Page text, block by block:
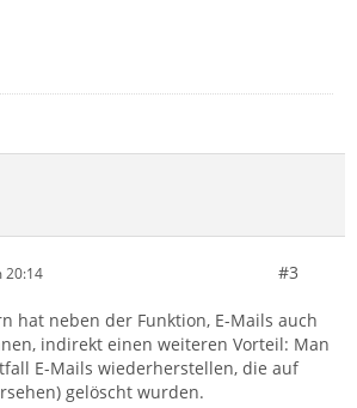
20:14 #3
hat neben der Funktion, E-Mails auch
indirekt einen weiteren Vorteil: Man
E-Mails wiederherstellen, die auf
gelöscht wurden.